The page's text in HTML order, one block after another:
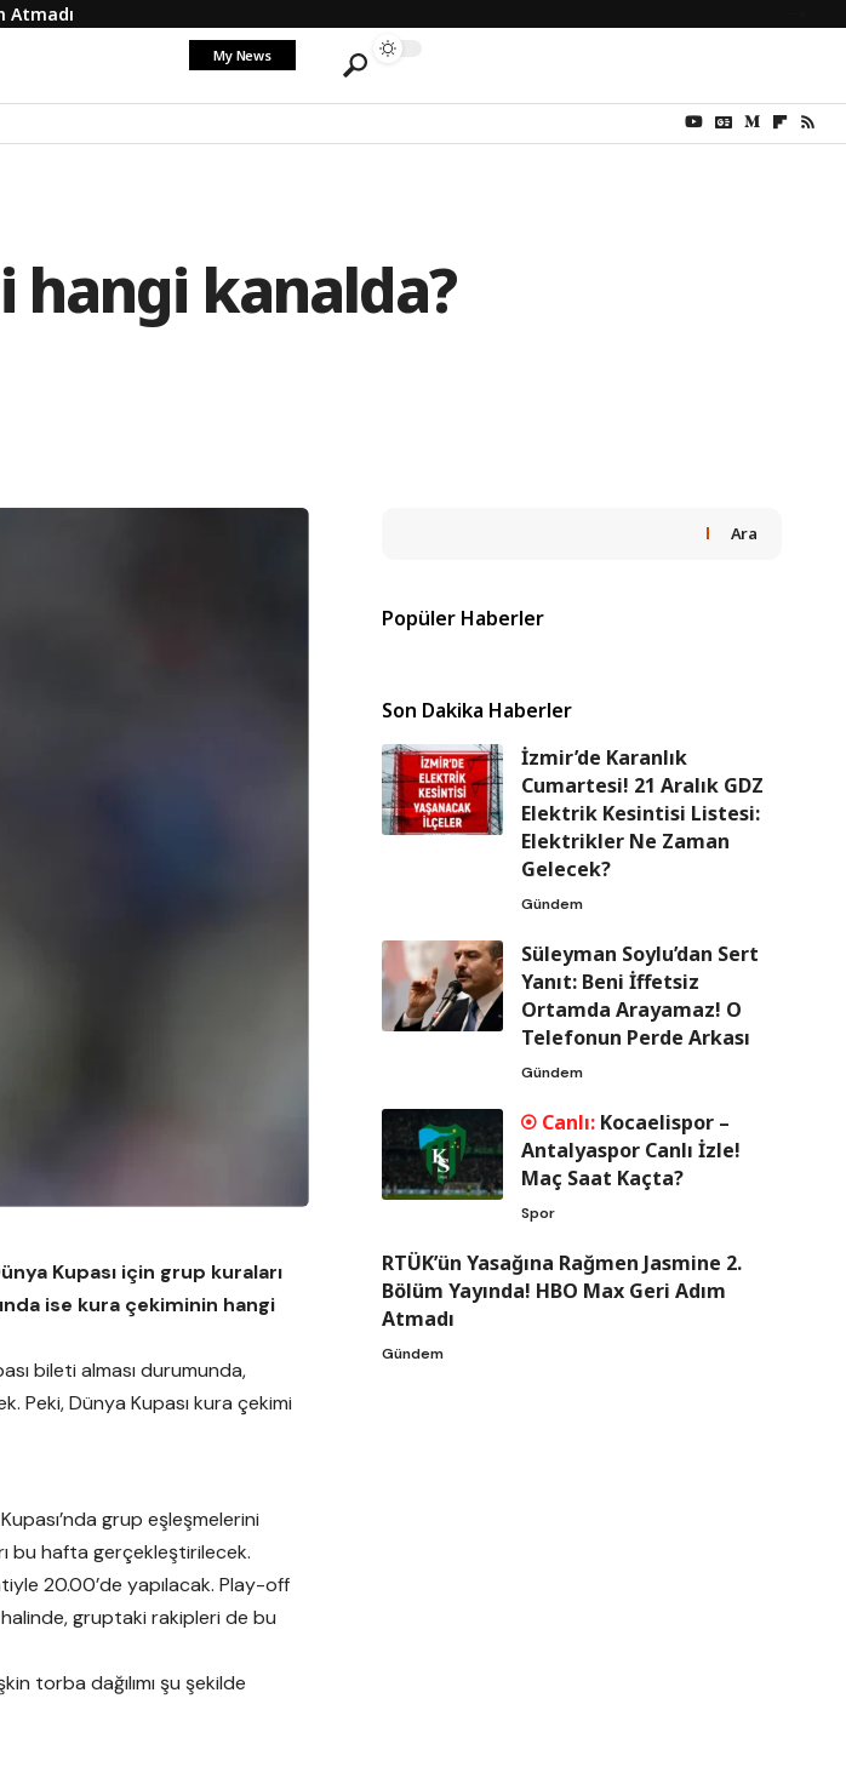
Atmadı
My News
hangi kanalda?
Kupası için grup kuraları
ise kura çekiminin hangi
bileti alması durumunda,
Peki, Dünya Kupası kura çekimi
grup eşleşmelerini
bu hafta gerçekleştirilecek.
20.00’de yapılacak. Play-off
halinde, gruptaki rakipleri de bu
torba dağılımı şu şekilde
Ara
Popüler Haberler
Son Dakika Haberler
İzmir’de Karanlık
Cumartesi! 21 Aralık GDZ
Elektrik Kesintisi Listesi:
Elektrikler Ne Zaman
Gelecek?
Gündem
Süleyman Soylu’dan Sert
Yanıt: Beni İffetsiz
Ortamda Arayamaz! O
Telefonun Perde Arkası
Gündem
Kocaelispor –
Antalyaspor Canlı İzle!
Maç Saat Kaçta?
Spor
RTÜK’ün Yasağına Rağmen Jasmine 2.
Bölüm Yayında! HBO Max Geri Adım
Atmadı
Gündem